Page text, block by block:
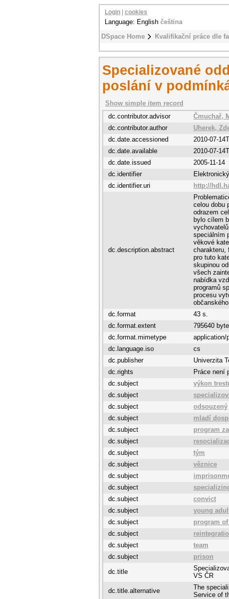
DSpace Home Kvalifikační práce dle
Login cookies
Language: English čeština
Specializované
poslání v
Show simple item record
dc.contributor.advisor
Čmuchař,
dc.contributor.author
Uherek,
dc.date.accessioned
2010-07-
dc.date.available
2010-07-
dc.date.issued
2005-11-14
dc.identifier
dc.identifier.uri
http://
dc.description.abstract
celou dobu
odrazem
bylo cílem
speciálním
věkové
charakteru,
pro tuto
skupinou
všech
nabídka
programů
procesu
dc.format 43 s.
dc.format.extent
795640
dc.format.mimetype
application/
dc.language.iso
cs
dc.publisher
Univerzita
dc.rights
Práce není
dc.subject
výkon
dc.subject
dc.subject
odsouzený
dc.subject
mladí
dc.subject
program
dc.subject
dc.subject
tým
dc.subject
věznice
dc.subject
dc.subject
dc.subject
convict
dc.subject
young
dc.subject
program
dc.subject
dc.subject
team
dc.subject
prison
dc.title
VS ČR
dc.title.alternative
The
Service of